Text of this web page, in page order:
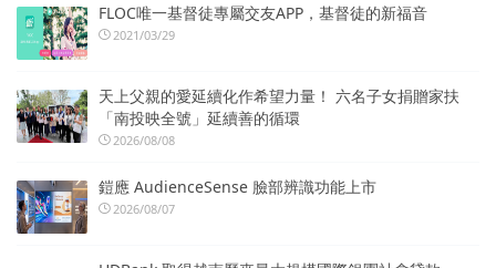
FLOC唯一基督徒專屬交友APP，基督徒的新福音
2021/03/29
天上父親的愛延續化作希望力量！ 六名子女捐贈家扶
「南投映全號」延續善的循環
2026/08/08
鎧應 AudienceSense 臉部辨識功能上市
2026/08/07